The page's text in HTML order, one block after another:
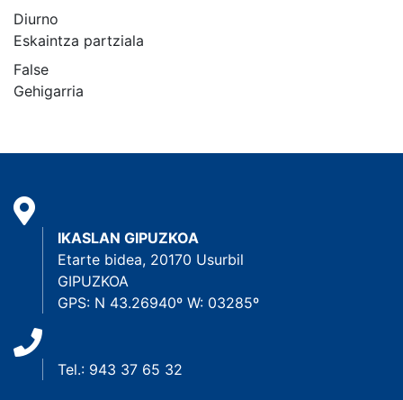
Diurno
Eskaintza partziala
False
Gehigarria
IKASLAN GIPUZKOA
Etarte bidea, 20170 Usurbil
GIPUZKOA
GPS: N 43.26940º W: 03285º
Tel.: 943 37 65 32